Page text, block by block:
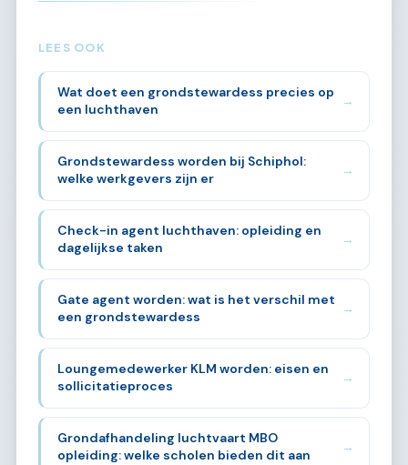
LEES OOK
Wat doet een grondstewardess precies op
een luchthaven
→
Grondstewardess worden bij Schiphol:
welke werkgevers zijn er
→
Check-in agent luchthaven: opleiding en
dagelijkse taken
→
Gate agent worden: wat is het verschil met
een grondstewardess
→
Loungemedewerker KLM worden: eisen en
sollicitatieproces
→
Grondafhandeling luchtvaart MBO
opleiding: welke scholen bieden dit aan
→